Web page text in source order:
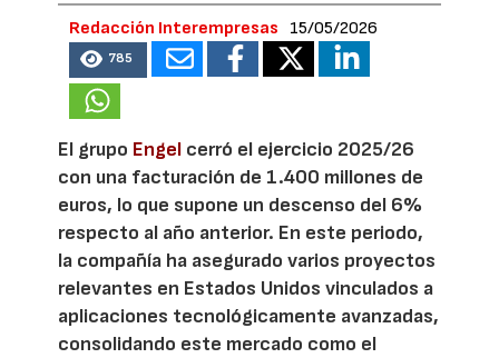
Redacción Interempresas 15/05/2026
785
El grupo Engel cerró el ejercicio 2025/26
con una facturación de 1.400 millones de
euros, lo que supone un descenso del 6%
respecto al año anterior. En este periodo,
la compañía ha asegurado varios proyectos
relevantes en Estados Unidos vinculados a
aplicaciones tecnológicamente avanzadas,
consolidando este mercado como el